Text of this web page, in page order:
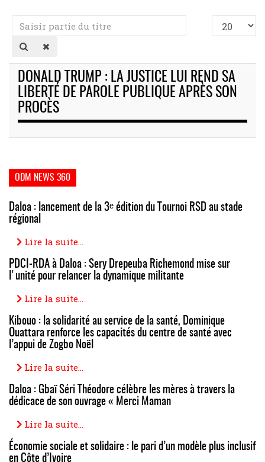
Saisir
partie
du
titre
Afficher
#
DONALD TRUMP : LA JUSTICE LUI REND SA
LIBERTÉ DE PAROLE PUBLIQUE APRÈS SON
PROCÈS
ODM NEWS 360
Daloa : lancement de la 3ᵉ édition du Tournoi RSD au stade
régional
Lire la suite...
PDCI-RDA à Daloa : Sery Drepeuba Richemond mise sur
l'unité pour relancer la dynamique militante
Lire la suite...
Kibouo : la solidarité au service de la santé, Dominique
Ouattara renforce les capacités du centre de santé avec
l’appui de Zogbo Noël
Lire la suite...
Daloa : Gbaï Séri Théodore célèbre les mères à travers la
dédicace de son ouvrage « Merci Maman
Lire la suite...
Économie sociale et solidaire : le pari d’un modèle plus inclusif
en Côte d’Ivoire